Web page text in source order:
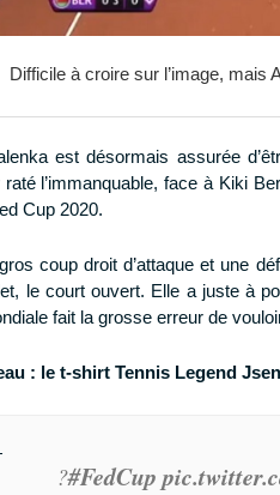
Difficile à croire sur l’image, mais
est désormais assurée
l’immanquable, face à Kiki
Cup 2020.
coup droit d’attaque et une
le court ouvert. Elle a juste à
fait la grosse erreur de
: le t-shirt Tennis Legend
?#FedCup